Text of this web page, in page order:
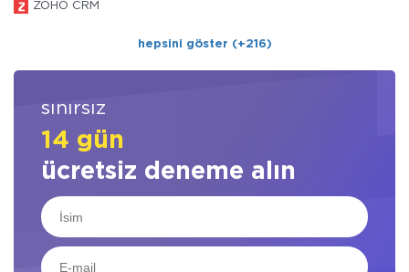
ZOHO CRM
hepsini göster (+216)
sınırsız
14 gün
ücretsiz deneme alın